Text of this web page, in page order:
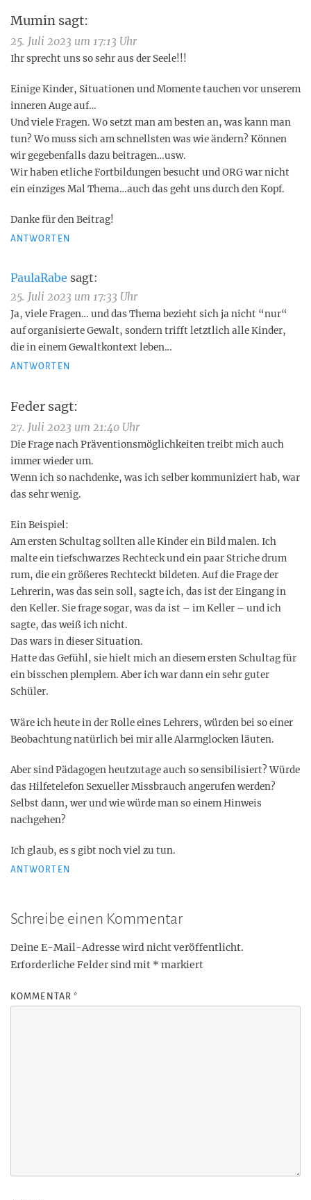
Mumin sagt:
25. Juli 2023 um 17:13 Uhr
Ihr sprecht uns so sehr aus der Seele!!!
Einige Kinder, Situationen und Momente tauchen vor unserem
inneren Auge auf…
Und viele Fragen. Wo setzt man am besten an, was kann man
tun? Wo muss sich am schnellsten was wie ändern? Können
wir gegebenfalls dazu beitragen…usw.
Wir haben etliche Fortbildungen besucht und ORG war nicht
ein einziges Mal Thema…auch das geht uns durch den Kopf.
Danke für den Beitrag!
ANTWORTEN
PaulaRabe sagt:
25. Juli 2023 um 17:33 Uhr
Ja, viele Fragen… und das Thema bezieht sich ja nicht “nur“
auf organisierte Gewalt, sondern trifft letztlich alle Kinder,
die in einem Gewaltkontext leben…
ANTWORTEN
Feder sagt:
27. Juli 2023 um 21:40 Uhr
Die Frage nach Präventionsmöglichkeiten treibt mich auch
immer wieder um.
Wenn ich so nachdenke, was ich selber kommuniziert hab, war
das sehr wenig.
Ein Beispiel:
Am ersten Schultag sollten alle Kinder ein Bild malen. Ich
malte ein tiefschwarzes Rechteck und ein paar Striche drum
rum, die ein größeres Rechteckt bildeten. Auf die Frage der
Lehrerin, was das sein soll, sagte ich, das ist der Eingang in
den Keller. Sie frage sogar, was da ist – im Keller – und ich
sagte, das weiß ich nicht.
Das wars in dieser Situation.
Hatte das Gefühl, sie hielt mich an diesem ersten Schultag für
ein bisschen plemplem. Aber ich war dann ein sehr guter
Schüler.
Wäre ich heute in der Rolle eines Lehrers, würden bei so einer
Beobachtung natürlich bei mir alle Alarmglocken läuten.
Aber sind Pädagogen heutzutage auch so sensibilisiert? Würde
das Hilfetelefon Sexueller Missbrauch angerufen werden?
Selbst dann, wer und wie würde man so einem Hinweis
nachgehen?
Ich glaub, es s gibt noch viel zu tun.
ANTWORTEN
Schreibe einen Kommentar
Deine E-Mail-Adresse wird nicht veröffentlicht.
Erforderliche Felder sind mit * markiert
KOMMENTAR*